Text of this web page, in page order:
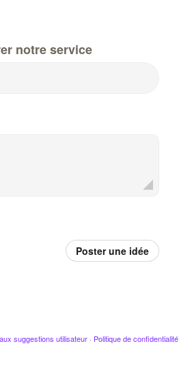
notre service
Poster une idée
suggestions utilisateur · Politique de confidentialité